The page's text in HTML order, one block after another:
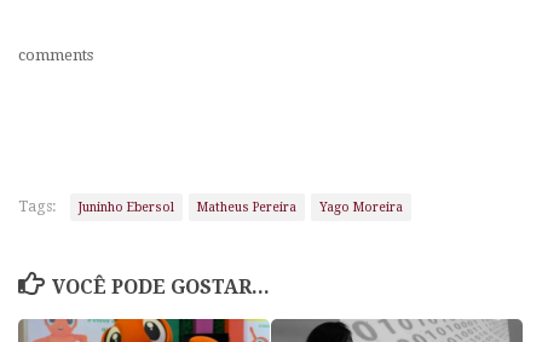
comments
Tags: Juninho Ebersol Matheus Pereira Yago Moreira
VOCÊ PODE GOSTAR...